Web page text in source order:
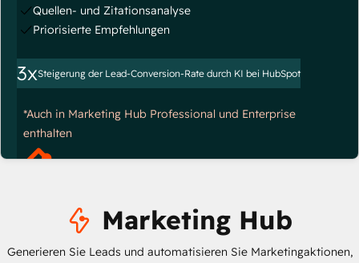
Quellen- und Zitationsanalyse
Priorisierte Empfehlungen
3xSteigerung der Lead-Conversion-Rate durch KI bei HubSpot
*Auch in Marketing Hub Professional und Enterprise
enthalten
Marketing Hub
Generieren Sie Leads und automatisieren Sie Marketingaktionen,